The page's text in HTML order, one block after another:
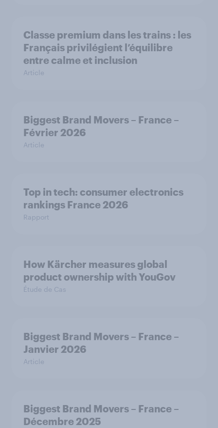
Classe premium dans les trains : les
Français privilégient l’équilibre
entre calme et inclusion
Article
Biggest Brand Movers – France –
Février 2026
Article
Top in tech: consumer electronics
rankings France 2026
Rapport
How Kärcher measures global
product ownership with YouGov
Étude de Cas
Biggest Brand Movers – France –
Janvier 2026
Article
Biggest Brand Movers – France –
Décembre 2025